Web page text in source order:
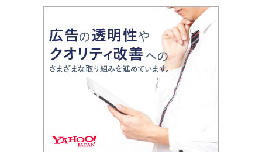
大阪府
兵庫県 京都府 奈良県
和歌山県
鳥取県
島根県 岡山県 広島県
香川県
高知県
長崎県 熊本県
鹿児島県 沖縄県
教育全般
大学受験塾の選び方
中学受験に熱心な市区町村ランキング
小学校受験
家庭教師
運動と遊びを考える
情報Ⅰ、数学が苦手な人注目！最短距離の学力
アップ法
悩み多き「大学受験」相談室
英語・英会話・英検対策
小学校教師が解説！中学受験のリアル
教育ジャーナリストが徹底解説！ 大学受験の羅
大学入試改革
ママテクエグザム
進化する中高一貫校・高校